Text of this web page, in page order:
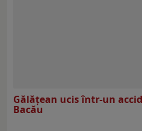
Gălăţean ucis într-un
Bacău